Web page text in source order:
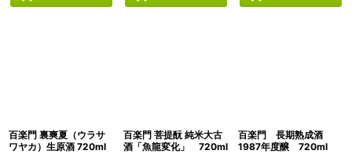
百楽門 裏爽夏（ウラサ
ワヤカ）生原酒 720ml
百楽門 菩提酛 純米大古
酒「魚龍変化」 720ml
百楽門 長期熟成酒
1987年度醸 720ml